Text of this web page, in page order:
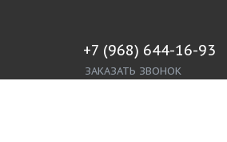
+7 (968) 644-16-93
ЗАКАЗАТЬ ЗВОНОК